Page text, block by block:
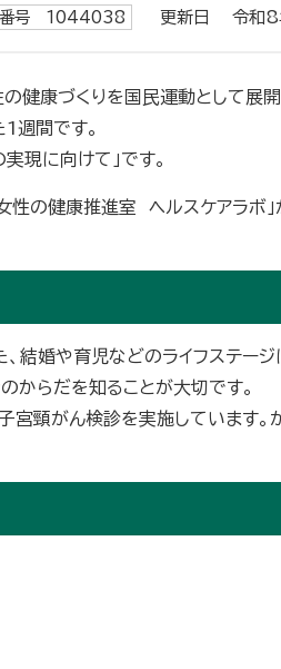
番号 1044038 更新日 令和8
健康づくりを国民運動として展
週間です。
現に向けて」です。
性の健康推進室 ヘルスケアラボ
結婚や育児などのライフステー
からだを知ることが大切です。
頸がん検診を実施しています。